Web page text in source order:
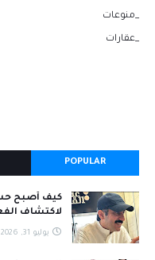
_منوعات
_عقارات
POPULAR
كيف أصبح
لاكتشاف
يوليو 31, 2026